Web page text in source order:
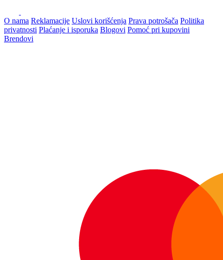
O nama Reklamacije Uslovi korišćenja Prava potrošača Politika
privatnosti Plaćanje i isporuka Blogovi Pomoć pri kupovini
Brendovi